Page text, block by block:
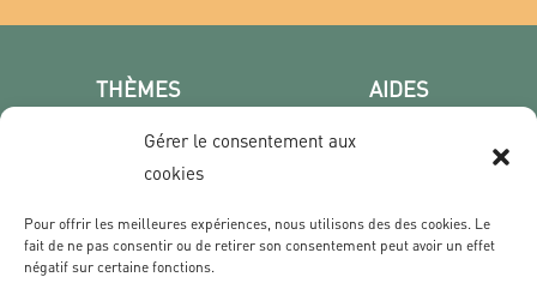
Gérer le consentement aux
cookies
Pour offrir les meilleures expériences, nous utilisons des des cookies. Le
fait de ne pas consentir ou de retirer son consentement peut avoir un effet
négatif sur certaine fonctions.
THÈMES
Poster photo
Les villes
Film & Série
AIDES